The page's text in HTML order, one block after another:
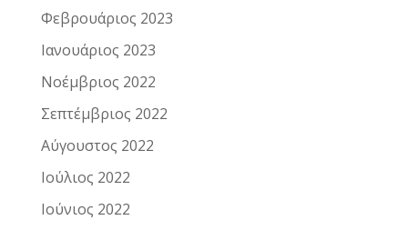
Φεβρουάριος 2023
Ιανουάριος 2023
Νοέμβριος 2022
Σεπτέμβριος 2022
Αύγουστος 2022
Ιούλιος 2022
Ιούνιος 2022